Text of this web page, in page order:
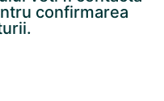
confirmarea